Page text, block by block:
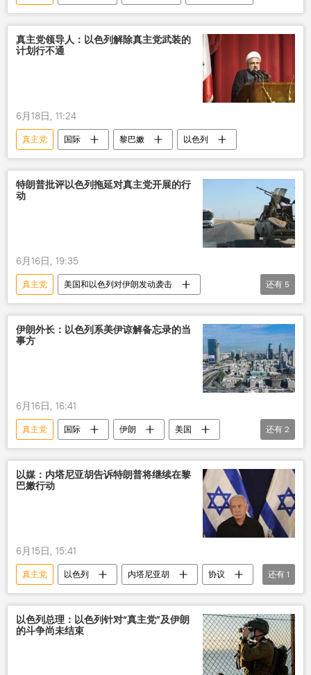
真主党领导人：以色列解除真主党武装的
计划行不通
6月18日, 11:24
真主党 国际 黎巴嫩 以色列
特朗普批评以色列拖延对真主党开展的行
动
6月16日, 19:35
真主党
美国和以色列对伊朗发动袭击
特朗普
美国 以色列
军事
军事行动
还有 5
伊朗外长：以色列系美伊谅解备忘录的当
事方
6月16日, 16:41
真主党 国际 伊朗
美国
以色列
备忘录
还有 2
以媒：内塔尼亚胡告诉特朗普将继续在黎
巴嫩行动
6月15日, 15:41
真主党 以色列 内塔尼亚胡
协议
黎巴嫩
还有 1
以色列总理：以色列针对“真主党”及伊朗
的斗争尚未结束